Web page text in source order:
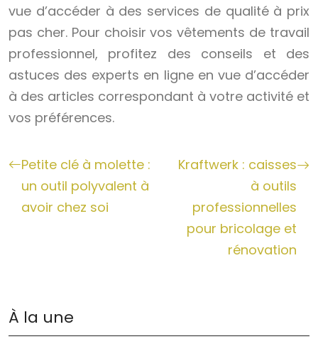
vue d’accéder à des services de qualité à prix
pas cher. Pour choisir vos vêtements de travail
professionnel, profitez des conseils et des
astuces des experts en ligne en vue d’accéder
à des articles correspondant à votre activité et
vos préférences.
Petite clé à molette :
un outil polyvalent à
avoir chez soi
Kraftwerk : caisses
à outils
professionnelles
pour bricolage et
rénovation
À la une